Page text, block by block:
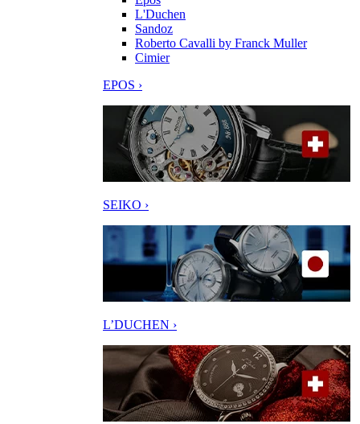
L'Duchen
Sandoz
Roberto Cavalli by Franck Muller
Cimier
EPOS ›
SEIKO ›
L’DUCHEN ›